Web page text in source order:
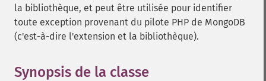
la bibliothèque, et peut être utilisée pour identifier
toute exception provenant du pilote PHP de MongoDB
(c'est-à-dire l'extension et la bibliothèque).
Synopsis de la classe